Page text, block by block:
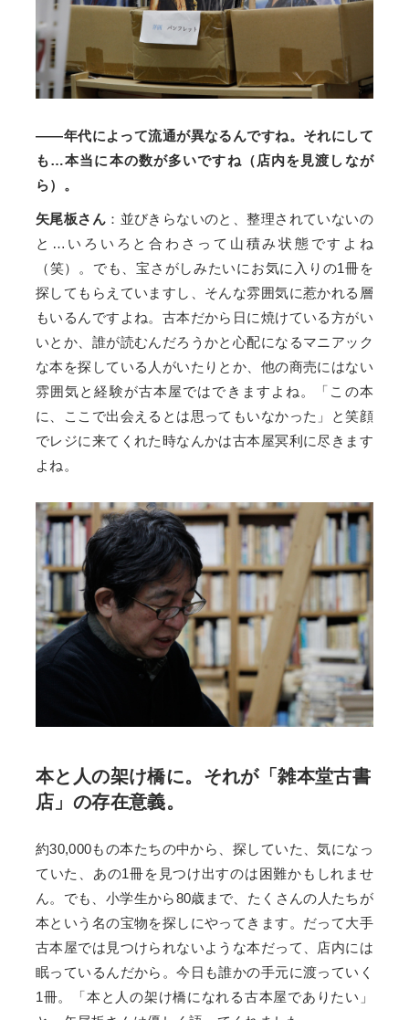
――年代によって流通が異なるんですね。それにして
も…本当に本の数が多いですね（店内を見渡しなが
ら）。
矢尾板さん ：並びきらないのと、整理されていないの
と…いろいろと合わさって山積み状態ですよね
（笑）。でも、宝さがしみたいにお気に入りの1冊を
探してもらえていますし、そんな雰囲気に惹かれる層
もいるんですよね。古本だから日に焼けている方がい
いとか、誰が読むんだろうかと心配になるマニアック
な本を探している人がいたりとか、他の商売にはない
雰囲気と経験が古本屋ではできますよね。「この本
に、ここで出会えるとは思ってもいなかった」と笑顔
でレジに来てくれた時なんかは古本屋冥利に尽きます
よね。
本と人の架け橋に。それが「雑本堂古書
店」の存在意義。
約30,000もの本たちの中から、探していた、気になっ
ていた、あの1冊を見つけ出すのは困難かもしれませ
ん。でも、小学生から80歳まで、たくさんの人たちが
本という名の宝物を探しにやってきます。だって大手
古本屋では見つけられないような本だって、店内には
眠っているんだから。今日も誰かの手元に渡っていく
1冊。「本と人の架け橋になれる古本屋でありたい」